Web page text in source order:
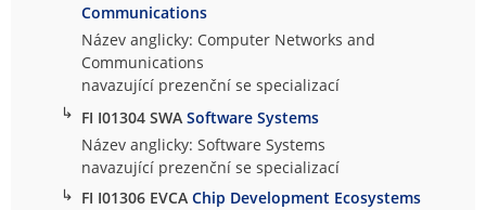
Communications
Název anglicky: Computer Networks and
Communications
navazující prezenční se specializací
↳ FI I01304 SWASoftware Systems
Název anglicky: Software Systems
navazující prezenční se specializací
↳ FI I01306 EVCAChip Development Ecosystems